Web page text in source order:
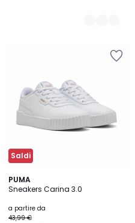
Saldi
PUMA
Sneakers Carina 3.0
a partire da
43,99 €
2
Colori